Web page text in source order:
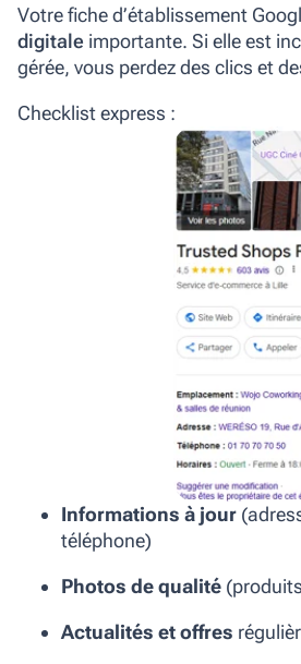
Votre fiche d’établissement
digitale importante. Si elle est
gérée, vous perdez des clics et
Checklist express :
Informations à jour
téléphone)
Photos de qualité
Actualités et offres